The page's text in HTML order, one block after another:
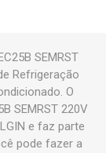
SEMRST
Refrigeração
O
SEMRST 220V
e faz parte
pode fazer a